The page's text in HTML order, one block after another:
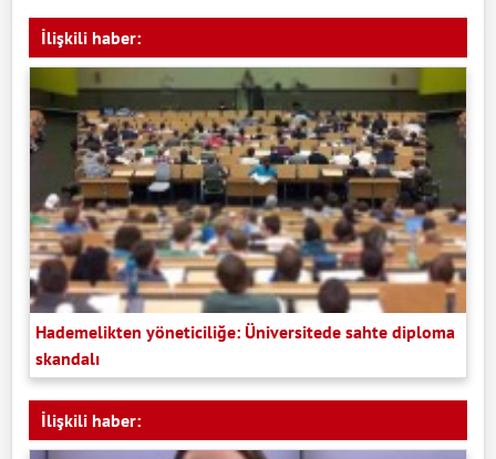
İlişkili haber:
Hademelikten yöneticiliğe: Üniversitede sahte diploma
skandalı
İlişkili haber: